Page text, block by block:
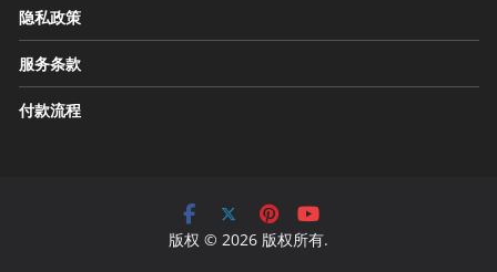
隐私政策
服务条款
付款流程
版权 © 2026 版权所有.